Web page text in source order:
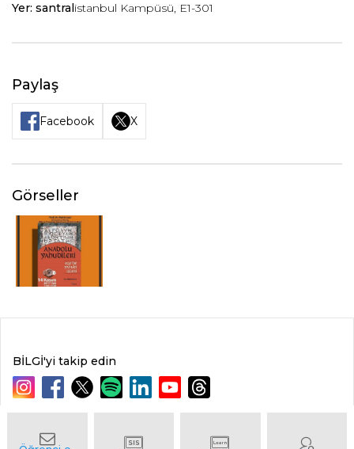
Yer: santralistanbul Kampüsü, E1-301
Paylaş
Facebook X
Görseller
BİLGİ'yi takip edin